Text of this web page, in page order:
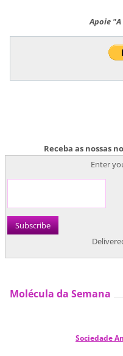
Apoie
Receba as nossas
Enter
Molécula da Semana
Sociedade